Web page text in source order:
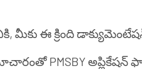
మీకు ఈ క్రింది
PMSBY అప్లికేషన్